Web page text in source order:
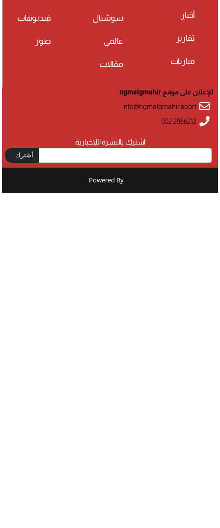
أخبار
تقارير
مباريات
سوشيال
عالمي
مقالات
فيديوهات
صور
اشترك بالنشرة اللإخبارية
أشترك
للإعلان على موقع ngmalgmahir
info@ngmalgmahir.sport
002 2966212
Powered By